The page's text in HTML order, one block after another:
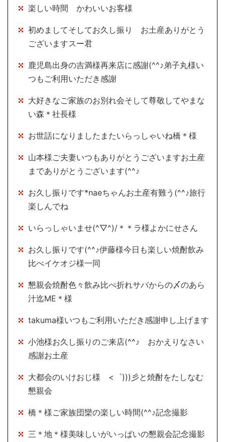
楽しい時間 かわいいお客様
初めましてそしてお久し振り お土産ありがとう
ございますスー君
鹿児島出身の吉満様再来店に感謝(^^♪弟子丸様い
つもご利用いただき感謝
大好きなご家族のお別れ会そして尊敬してやまな
い森＊社長様
お世話になりましたまたいらっしゃいね橋＊様
山本様ご夫妻いつもありがとうございますお土産
までありがとうございます(^^♪
お久し振りです*naeちゃんお土産有難う(^^♪旅行
楽しんでね
いらっしゃいませ(^▽^)/＊＊ラ様よかにせさん
お久し振りです(^^♪伊藤様今日も楽しい焼酎飲み
比べイケオジ様一同
懇親会焼酎色々飲み比べ折れサバからの〆のあら
汁迄ME＊様
takuma様いつもご利用いただき感謝申し上げます
小池様お久し振りのご来店(^^♪ おかえりなさい
感謝お土産
大都会のいけおじ様 <゜)))彡と焼酎をたしなむ
懇親会
橋＊様ご家族団欒の楽しい時間(^^♪記念撮影
三＊地＊様美味しいがいっぱいの懇親会記念撮影